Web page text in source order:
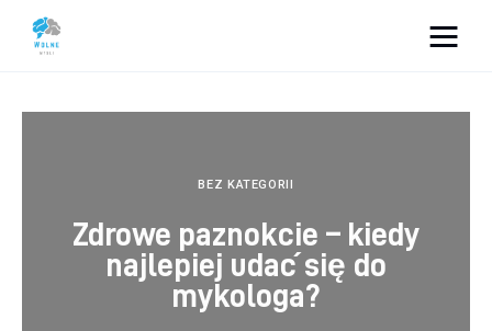
Dom i ogród
BEZ KATEGORII
Zdrowe paznokcie – kiedy
najlepiej udać się do
mykologa?